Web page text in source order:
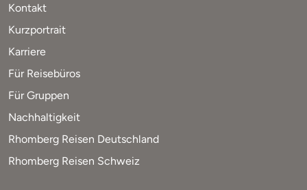
Kontakt
Kurzportrait
Karriere
Für Reisebüros
Für Gruppen
Nachhaltigkeit
Rhomberg Reisen Deutschland
Rhomberg Reisen Schweiz